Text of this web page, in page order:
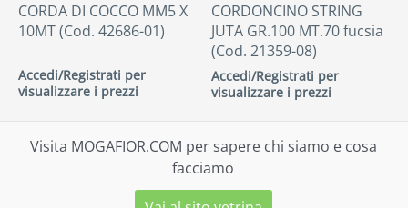
CORDONCINO STRING
JUTA GR.100 MT.70 fucsia
(Cod. 21359-08)
Accedi/Registrati per
visualizzare i prezzi
CORDA DI COCCO MM5 X
10MT (Cod. 42686-01)
Accedi/Registrati per
visualizzare i prezzi
Visita MOGAFIOR.COM per sapere chi siamo e cosa
facciamo